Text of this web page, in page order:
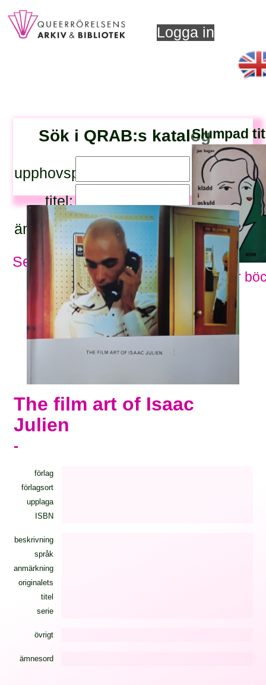
Logga in
Sök i QRAB:s katalog
upphovsperson:
titel:
ämnesord:
Se alla ämnesord
Slumpad
Visa fler
The film art of Isaac
Julien
-
förlag
förlagsort
upplaga
ISBN
beskrivning
språk
anmärkning
originalets
titel
serie
övrigt
ämnesord